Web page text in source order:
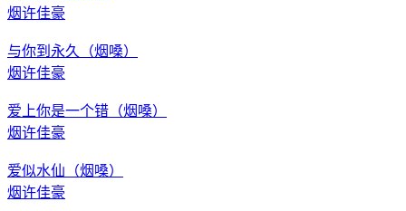
烟许佳豪
与你到永久（烟嗓）
烟许佳豪
爱上你是一个错（烟嗓）
烟许佳豪
爱似水仙（烟嗓）
烟许佳豪